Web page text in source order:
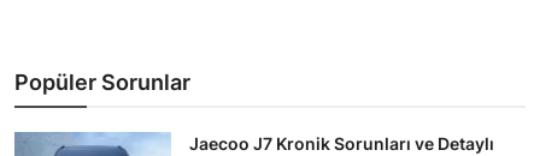
Popüler Sorunlar
Jaecoo J7 Kronik Sorunları ve Detaylı